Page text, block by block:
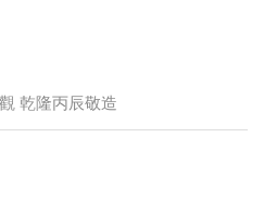
乾隆丙辰敬造